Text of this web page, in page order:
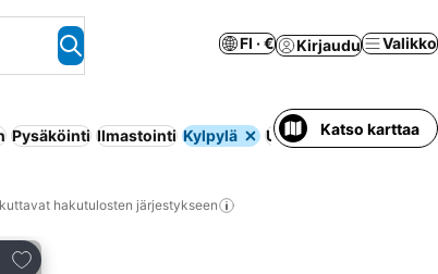
FI · € Kirjaudu Valikko
Pysäköinti Ilmastointi Kylpylä Uima-allas Huoneisto
Katso karttaa
hakutulosten järjestykseen
Lisää suosikkeihin